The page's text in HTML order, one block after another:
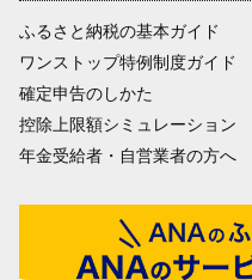
ふるさと納税の基本ガイド
ワンストップ特例制度ガイド
確定申告のしかた
控除上限額シミュレーション
年金受給者・自営業者の方へ